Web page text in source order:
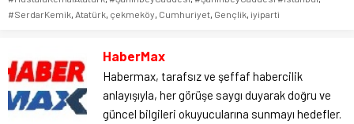
#SerdarKemik, Atatürk, çekmeköy, Cumhuriyet, Gençlik, iyiparti
HaberMax
Habermax, tarafsız ve şeffaf habercilik
anlayışıyla, her görüşe saygı duyarak doğru ve
güncel bilgileri okuyucularına sunmayı hedefler.